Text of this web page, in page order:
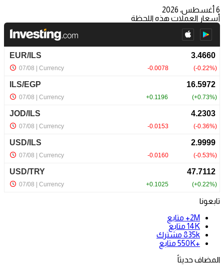
6 أغسطس، 2026
أسعار العملات هذه اللحظة
تابعونا
2M+
متابع
14K متابع
835k مشترك
+550K
متابع
المضاف حديثاً